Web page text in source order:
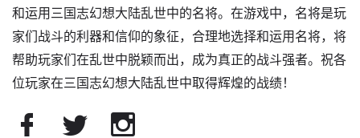
和运用三国志幻想大陆乱世中的名将。在游戏中，名将是玩
家们战斗的利器和信仰的象征，合理地选择和运用名将，将
帮助玩家们在乱世中脱颖而出，成为真正的战斗强者。祝各
位玩家在三国志幻想大陆乱世中取得辉煌的战绩！